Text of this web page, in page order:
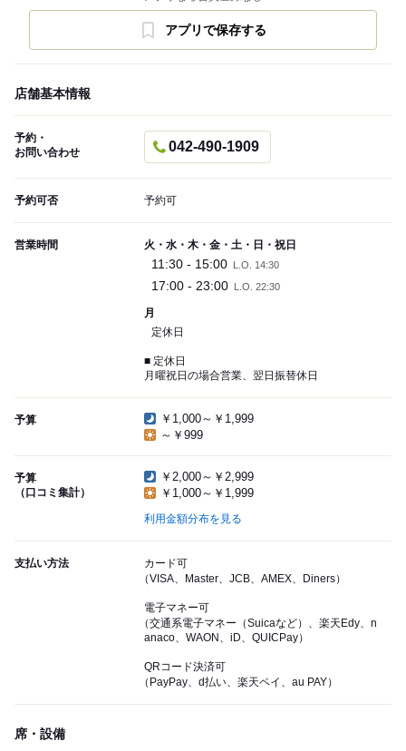
アプリで保存する
店舗基本情報
予約・
お問い合わせ
042-490-1909
予約可否 予約可
営業時間 火・水・木・金・土・日・祝日
11:30 - 15:00 L.O. 14:30
17:00 - 23:00 L.O. 22:30
月
定休日
■ 定休日
月曜祝日の場合営業、翌日振替休日
予算
￥1,000～￥1,999
～￥999
予算
（口コミ集計）
￥2,000～￥2,999
￥1,000～￥1,999
利用金額分布を見る
支払い方法
カード可
（VISA、Master、JCB、AMEX、Diners）
電子マネー可
（交通系電子マネー（Suicaなど）、楽天Edy、n
anaco、WAON、iD、QUICPay）
QRコード決済可
（PayPay、d払い、楽天ペイ、au PAY）
席・設備